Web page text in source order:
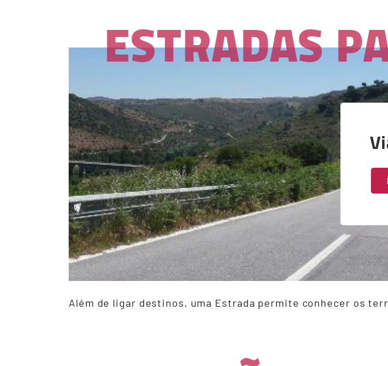
ESTRADAS
Além de ligar destinos, uma Estrada permite conhecer os